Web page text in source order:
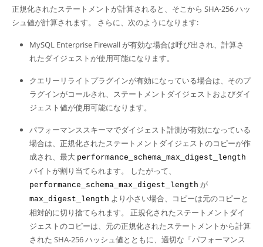
正規化されたステートメントが計算されると、そこから SHA-256 ハッ
シュ値が計算されます。 さらに、次のようになります:
MySQL Enterprise Firewall が有効な場合は呼び出され、計算さ
れたダイジェストが使用可能になります。
クエリーリライトプラグインが有効になっている場合は、そのプ
ラグインがコールされ、ステートメントダイジェストおよびダイ
ジェスト値が使用可能になります。
パフォーマンススキーマでダイジェスト計測が有効になっている
場合は、正規化されたステートメントダイジェストのコピーが作
成され、最大 performance_schema_max_digest_length
バイトが割り当てられます。 したがって、
performance_schema_max_digest_length が
max_digest_length より小さい場合、コピーは元のコピーと
相対的に切り捨てられます。 正規化されたステートメントダイ
ジェストのコピーは、元の正規化されたステートメントから計算
された SHA-256 ハッシュ値とともに、適切な「パフォーマンス